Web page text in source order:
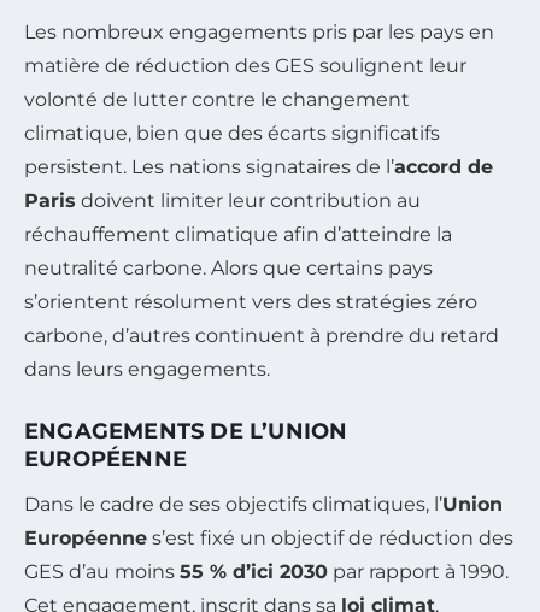
Les nombreux engagements pris par les pays en
matière de réduction des GES soulignent leur
volonté de lutter contre le changement
climatique, bien que des écarts significatifs
persistent. Les nations signataires de l’accord de
Paris doivent limiter leur contribution au
réchauffement climatique afin d’atteindre la
neutralité carbone. Alors que certains pays
s’orientent résolument vers des stratégies zéro
carbone, d’autres continuent à prendre du retard
dans leurs engagements.
ENGAGEMENTS DE L’UNION
EUROPÉENNE
Dans le cadre de ses objectifs climatiques, l’Union
Européenne s’est fixé un objectif de réduction des
GES d’au moins 55 % d’ici 2030 par rapport à 1990.
Cet engagement, inscrit dans sa loi climat,